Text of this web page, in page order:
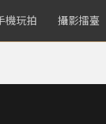
機玩拍 攝影擂臺